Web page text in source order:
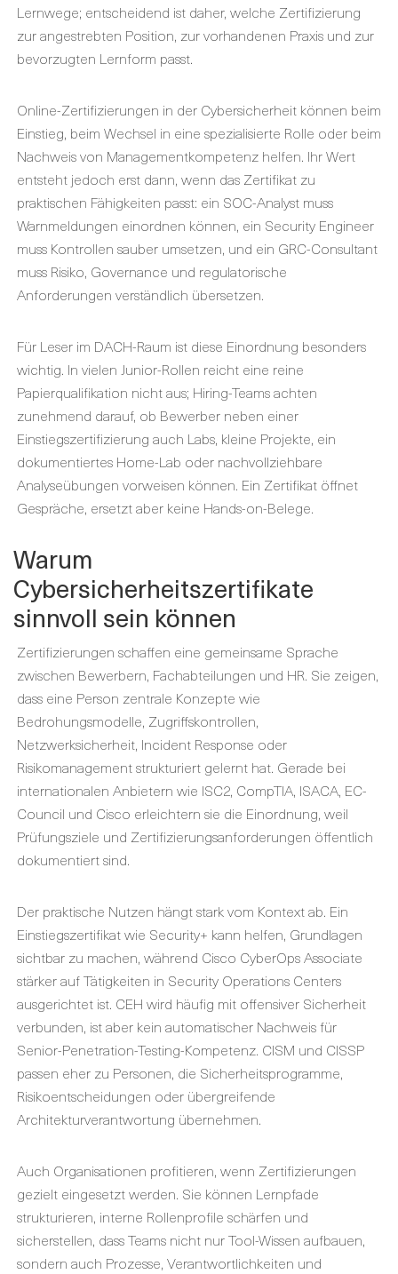
Lernwege; entscheidend ist daher, welche Zertifizierung
zur angestrebten Position, zur vorhandenen Praxis und zur
bevorzugten Lernform passt.
Online-Zertifizierungen in der Cybersicherheit können beim
Einstieg, beim Wechsel in eine spezialisierte Rolle oder beim
Nachweis von Managementkompetenz helfen. Ihr Wert
entsteht jedoch erst dann, wenn das Zertifikat zu
praktischen Fähigkeiten passt: ein SOC-Analyst muss
Warnmeldungen einordnen können, ein Security Engineer
muss Kontrollen sauber umsetzen, und ein GRC-Consultant
muss Risiko, Governance und regulatorische
Anforderungen verständlich übersetzen.
Für Leser im DACH-Raum ist diese Einordnung besonders
wichtig. In vielen Junior-Rollen reicht eine reine
Papierqualifikation nicht aus; Hiring-Teams achten
zunehmend darauf, ob Bewerber neben einer
Einstiegszertifizierung auch Labs, kleine Projekte, ein
dokumentiertes Home-Lab oder nachvollziehbare
Analyseübungen vorweisen können. Ein Zertifikat öffnet
Gespräche, ersetzt aber keine Hands-on-Belege.
Warum
Cybersicherheitszertifikate
sinnvoll sein können
Zertifizierungen schaffen eine gemeinsame Sprache
zwischen Bewerbern, Fachabteilungen und HR. Sie zeigen,
dass eine Person zentrale Konzepte wie
Bedrohungsmodelle, Zugriffskontrollen,
Netzwerksicherheit, Incident Response oder
Risikomanagement strukturiert gelernt hat. Gerade bei
internationalen Anbietern wie ISC2, CompTIA, ISACA, EC-
Council und Cisco erleichtern sie die Einordnung, weil
Prüfungsziele und Zertifizierungsanforderungen öffentlich
dokumentiert sind.
Der praktische Nutzen hängt stark vom Kontext ab. Ein
Einstiegszertifikat wie Security+ kann helfen, Grundlagen
sichtbar zu machen, während Cisco CyberOps Associate
stärker auf Tätigkeiten in Security Operations Centers
ausgerichtet ist. CEH wird häufig mit offensiver Sicherheit
verbunden, ist aber kein automatischer Nachweis für
Senior-Penetration-Testing-Kompetenz. CISM und CISSP
passen eher zu Personen, die Sicherheitsprogramme,
Risikoentscheidungen oder übergreifende
Architekturverantwortung übernehmen.
Auch Organisationen profitieren, wenn Zertifizierungen
gezielt eingesetzt werden. Sie können Lernpfade
strukturieren, interne Rollenprofile schärfen und
sicherstellen, dass Teams nicht nur Tool-Wissen aufbauen,
sondern auch Prozesse, Verantwortlichkeiten und